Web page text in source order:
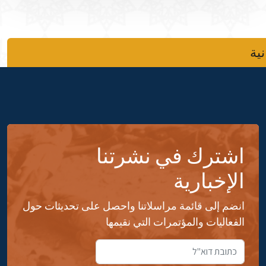
اشترك في نشرتنا
الإخبارية
انضم إلى قائمة مراسلاتنا واحصل على تحديثات حول
الفعاليات والمؤتمرات التي نقيمها